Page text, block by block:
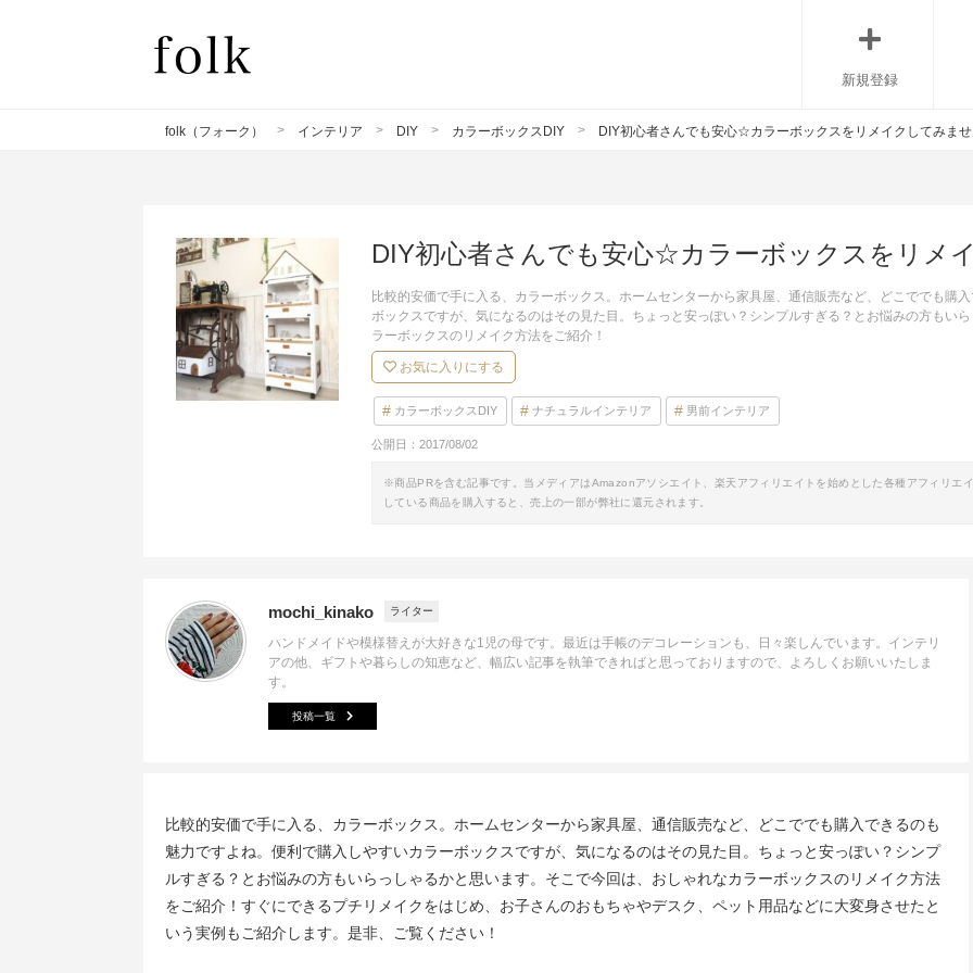
新規登録
folk（フォーク） インテリア DIY カラーボックスDIY DIY初心者さんでも安心☆カラーボックスをリメイクしてみま
DIY初心者さんでも安心☆カラーボックスをリメ
比較的安価で手に入る、カラーボックス。ホームセンターから家具屋、通信販売など、どこででも購
ボックスですが、気になるのはその見た目。ちょっと安っぽい？シンプルすぎる？とお悩みの方もい
ラーボックスのリメイク方法をご紹介！
お気に入りにする
カラーボックスDIY ナチュラルインテリア 男前インテリア
公開日： 2017/08/02
※商品PRを含む記事です。当メディアはAmazonアソシエイト、楽天アフィリエイトを始めとした各種アフィリエ
している商品を購入すると、売上の一部が弊社に還元されます。
mochi_kinako ライター
ハンドメイドや模様替えが大好きな1児の母です。最近は手帳のデコレーションも、日々楽しんでいます。インテリ
アの他、ギフトや暮らしの知恵など、幅広い記事を執筆できればと思っておりますので、よろしくお願いいたしま
す。
投稿一覧
比較的安価で手に入る、カラーボックス。ホームセンターから家具屋、通信販売など、どこででも購入できるのも
魅力ですよね。便利で購入しやすいカラーボックスですが、気になるのはその見た目。ちょっと安っぽい？シンプ
ルすぎる？とお悩みの方もいらっしゃるかと思います。そこで今回は、おしゃれなカラーボックスのリメイク方法
をご紹介！すぐにできるプチリメイクをはじめ、お子さんのおもちゃやデスク、ペット用品などに大変身させたと
いう実例もご紹介します。是非、ご覧ください！